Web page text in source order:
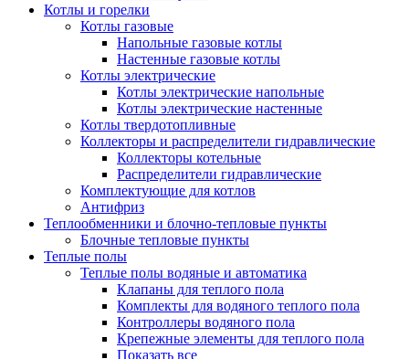
Котлы и горелки
Котлы газовые
Напольные газовые котлы
Настенные газовые котлы
Котлы электрические
Котлы электрические напольные
Котлы электрические настенные
Котлы твердотопливные
Коллекторы и распределители гидравлические
Коллекторы котельные
Распределители гидравлические
Комплектующие для котлов
Антифриз
Теплообменники и блочно-тепловые пункты
Блочные тепловые пункты
Теплые полы
Теплые полы водяные и автоматика
Клапаны для теплого пола
Комплекты для водяного теплого пола
Контроллеры водяного пола
Крепежные элементы для теплого пола
Показать все